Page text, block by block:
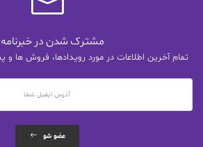
مشترک شدن در خبرنامه
تمام آخرین اطلاعات در مورد رویدادها، فروش ها و
عضو شو